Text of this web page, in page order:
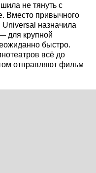
не тянуть с
Вместо привычного
назначила
для крупной
быстро.
всё до
отправляют фильм